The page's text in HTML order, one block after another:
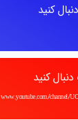
کنید
کنید
www.youtube.com/channel/